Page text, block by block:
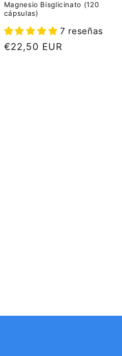
Magnesio Bisglicinato (120
cápsulas)
7 reseñas
Precio
€22,50 EUR